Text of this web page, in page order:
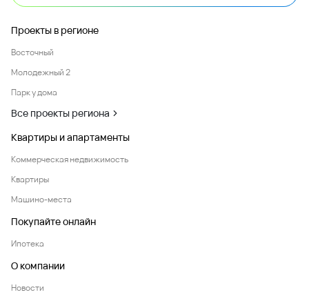
Проекты в регионе
Восточный
Молодежный 2
Парк у дома
Все проекты региона
Квартиры и апартаменты
Коммерческая недвижимость
Квартиры
Машино-места
Покупайте онлайн
Ипотека
О компании
Новости